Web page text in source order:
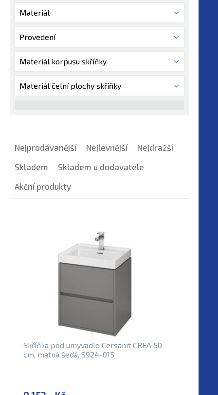
Materiál
Provedení
Materiál korpusu skříňky
Materiál čelní plochy skříňky
Nejprodávanější Nejlevnější
Nejdražší
Skladem
Skladem u dodavatele
Akční produkty
Skříňka pod umyvadlo Cersanit CREA 50
cm, matná šedá, S924-015